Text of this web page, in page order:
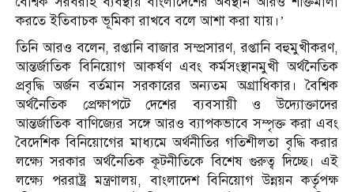
করতে ইতিবাচক ভূমিকা রাখবে বলে আশা করা যায়।’
তিনি আরও বলেন, রপ্তানি বাজার সম্প্রসারণ, রপ্তানি বহুমুখীকরণ,
আন্তর্জাতিক বিনিয়োগ আকর্ষণ এবং কর্মসংস্থানমুখী অর্থনৈতিক
প্রবৃদ্ধি অর্জন বর্তমান সরকারের অন্যতম অগ্রাধিকার। বৈশ্বিক
অর্থনৈতিক প্রেক্ষাপটে দেশের ব্যবসায়ী ও উদ্যোক্তাদের
আন্তর্জাতিক বাণিজ্যের সঙ্গে আরও ব্যাপকভাবে সম্পৃক্ত করা এবং
বৈদেশিক বিনিয়োগের মাধ্যমে অর্থনীতির গতিশীলতা বৃদ্ধি করার
লক্ষ্যে সরকার অর্থনৈতিক কূটনীতিকে বিশেষ গুরুত্ব দিচ্ছে। এই
লক্ষ্যে পররাষ্ট্র মন্ত্রণালয়, বাংলাদেশ বিনিয়োগ উন্নয়ন কর্তৃপক্ষ